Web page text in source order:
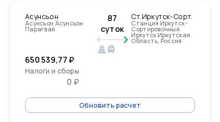
Асунсьон
Асунсьон Асунсьон
Парагвай
87
суток
Ст.Иркутск-Сорт.
Станция Иркутск-
Сортировочный
Иркутск Иркутская
Область, Россия
650 539,77 ₽
Налоги и сборы
0 ₽
Обновить расчет